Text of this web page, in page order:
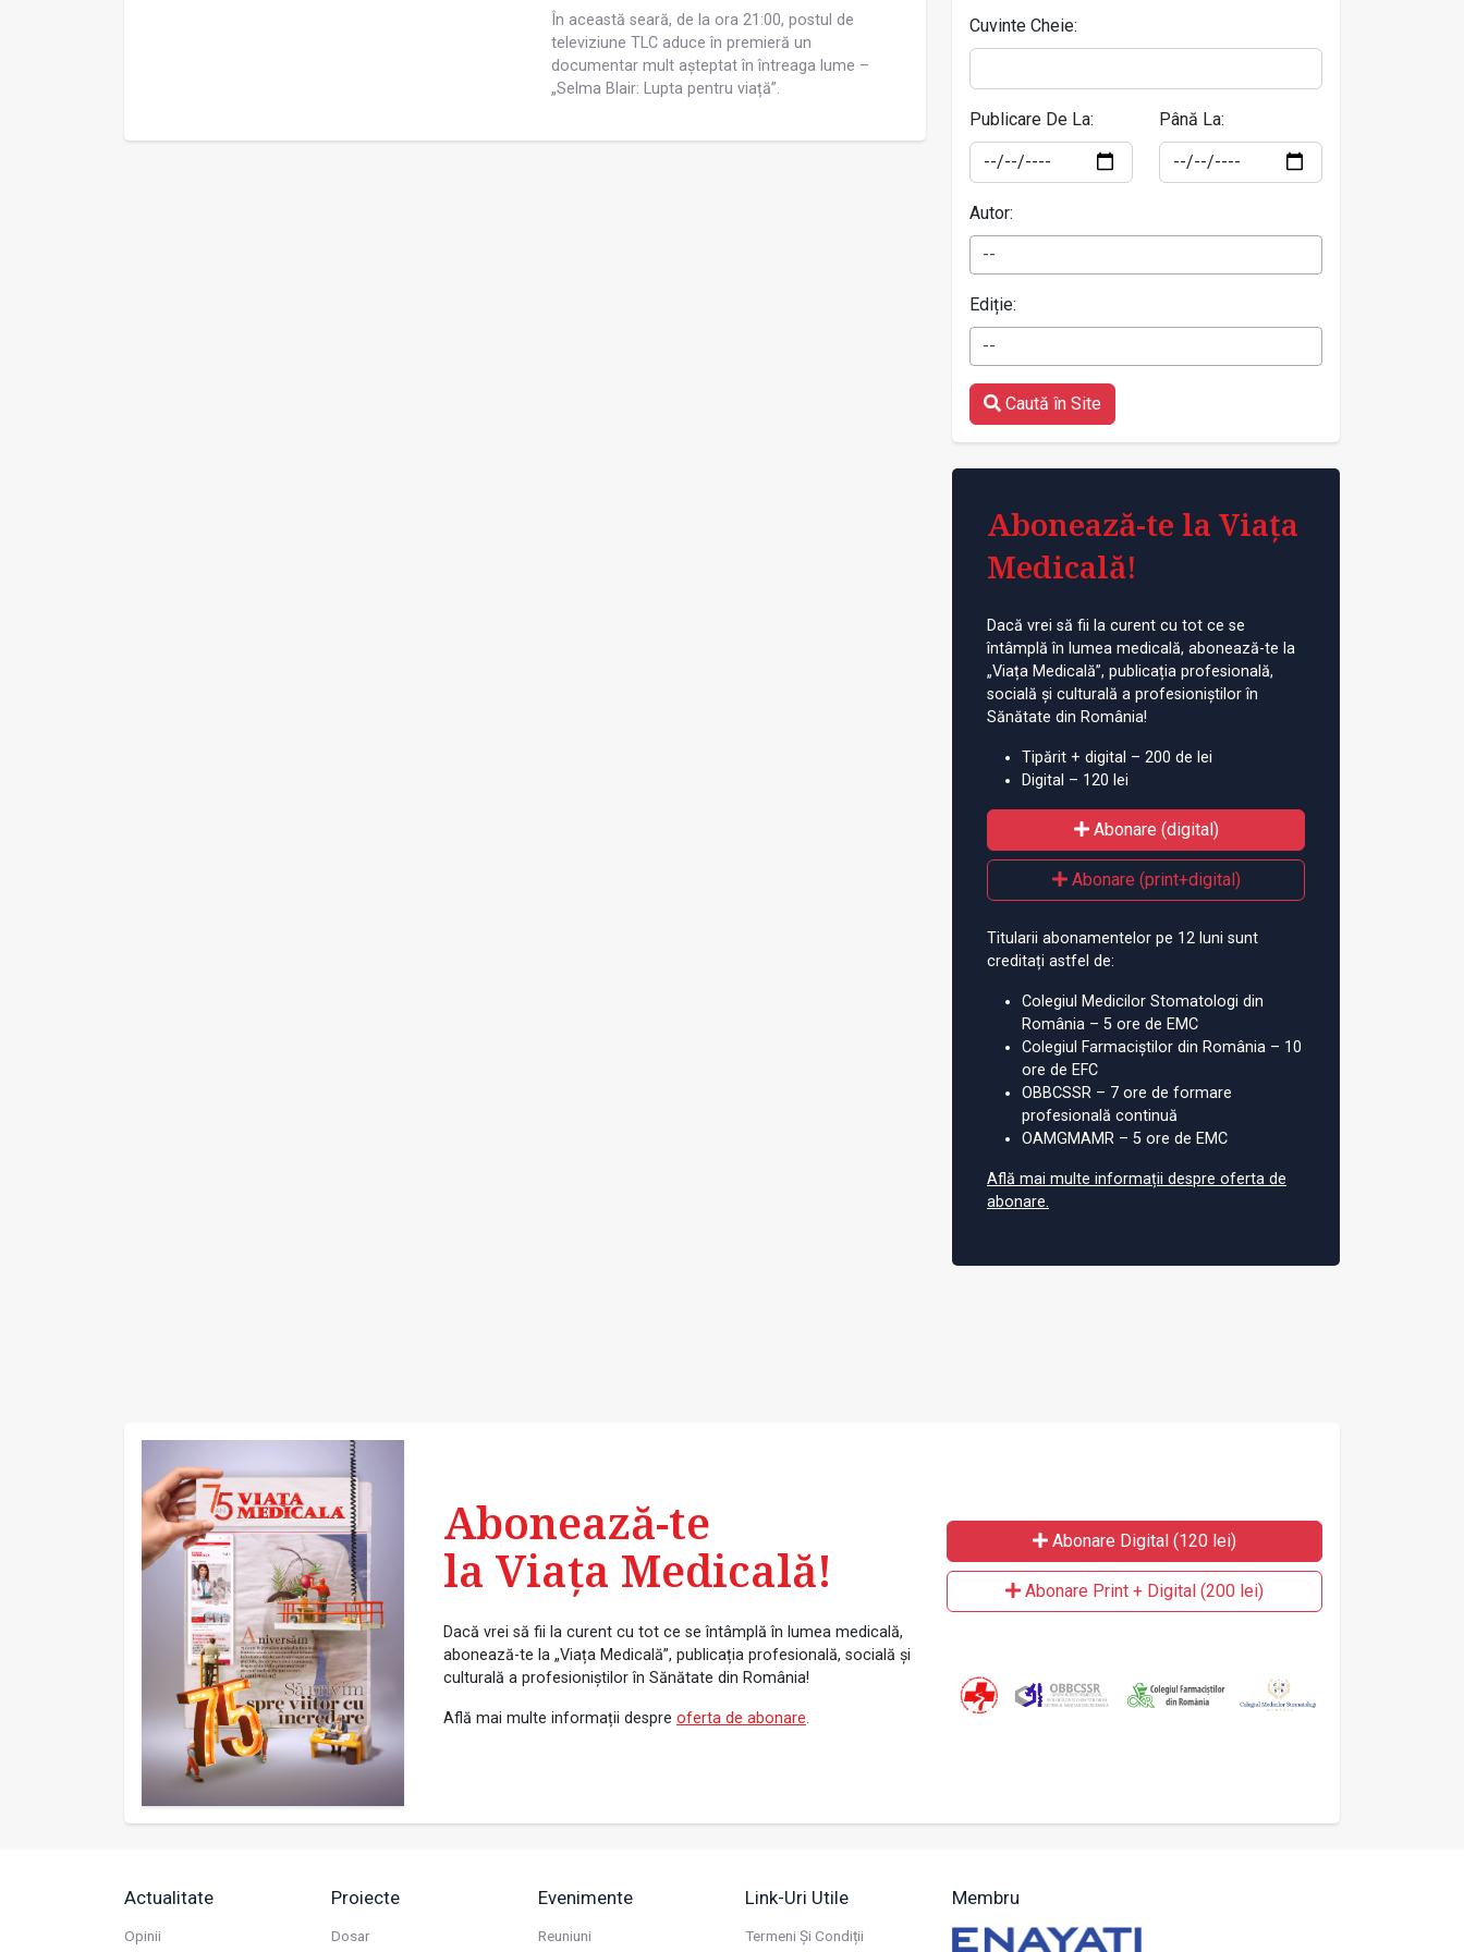
În această seară, de la ora 21:00, postul de
televiziune TLC aduce în premieră un
documentar mult așteptat în întreaga lume –
„Selma Blair: Lupta pentru viață”.
Cuvinte Cheie:
Publicare De La: Până La:
Autor:
--
Ediție:
--
Caută în Site
Abonează-te la Viața
Medicală!
Dacă vrei să fii la curent cu tot ce se
întâmplă în lumea medicală, abonează-te la
„Viața Medicală”, publicația profesională,
socială și culturală a profesioniștilor în
Sănătate din România!
Tipărit + digital – 200 de lei
Digital – 120 lei
Abonare (digital)
Abonare (print+digital)
Titularii abonamentelor pe 12 luni sunt
creditați astfel de:
Colegiul Medicilor Stomatologi din
România – 5 ore de EMC
Colegiul Farmaciștilor din România – 10
ore de EFC
OBBCSSR – 7 ore de formare
profesională continuă
OAMGMAMR – 5 ore de EMC
Află mai multe informații despre oferta de
abonare.
Abonează-te
la Viața Medicală!
Dacă vrei să fii la curent cu tot ce se întâmplă în lumea medicală,
abonează-te la „Viața Medicală”, publicația profesională, socială și
culturală a profesioniștilor în Sănătate din România!
Află mai multe informații despre oferta de abonare.
Abonare Digital (120 lei)
Abonare Print + Digital (200 lei)
Actualitate
Opinii
Proiecte
Dosar
Evenimente
Reuniuni
Link-Uri Utile
Termeni Și Condiții
Membru